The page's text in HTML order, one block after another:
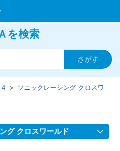
を検索
4
ソニックレーシング クロスワ
グ クロスワールド